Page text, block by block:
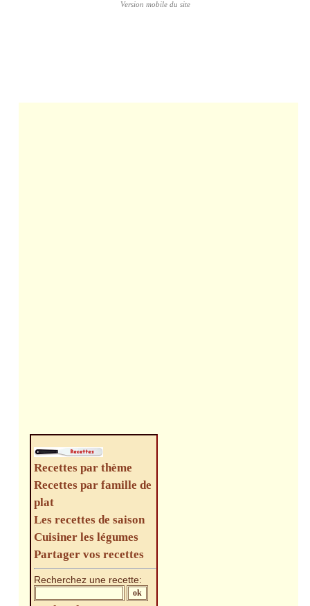
Recettes par thème
Recettes par famille de
plat
Les recettes de saison
Cuisiner les légumes
Partager vos recettes
Recherchez une recette: